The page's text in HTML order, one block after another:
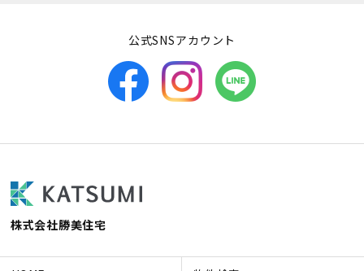
公式SNSアカウント
株式会社勝美住宅